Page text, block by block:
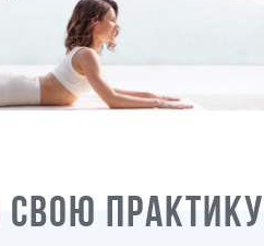
СВОЮ ПРАКТИКУ